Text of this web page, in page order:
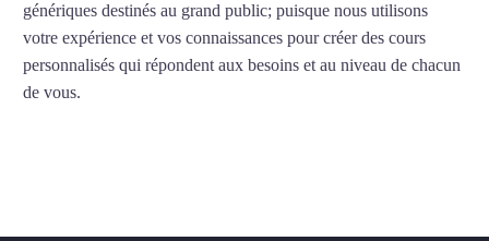
génériques destinés au grand public; puisque nous utilisons
votre expérience et vos connaissances pour créer des cours
personnalisés qui répondent aux besoins et au niveau de chacun
de vous.